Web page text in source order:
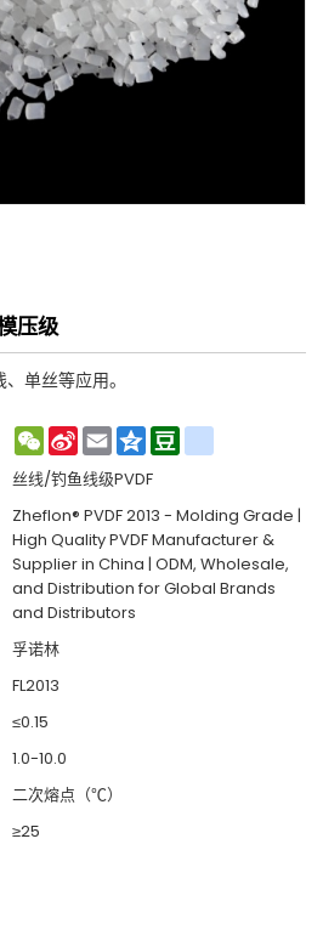
压级
单丝等应用。
WeChat
Sina
Weibo
EmailQzoneDouban
丝线/钓鱼线级PVDF
Zheflon® PVDF 2013 - Molding Grade |
High Quality PVDF Manufacturer &
Supplier in China | ODM, Wholesale,
and Distribution for Global Brands
and Distributors
孚诺林
FL2013
≤0.15
1.0-10.0
二次熔点（℃）
≥25